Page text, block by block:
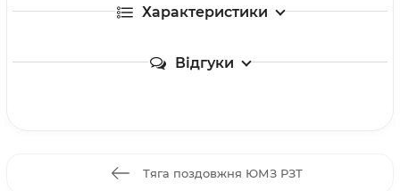
Характеристики
Відгуки
Тяга поздовжня ЮМЗ РЗТ